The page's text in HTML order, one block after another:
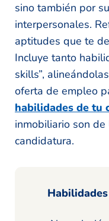
sino también por
interpersonales.
aptitudes que te
Incluye tanto
skills”,
oferta de empleo
habilidades de tu
inmobiliario son
candidatura.